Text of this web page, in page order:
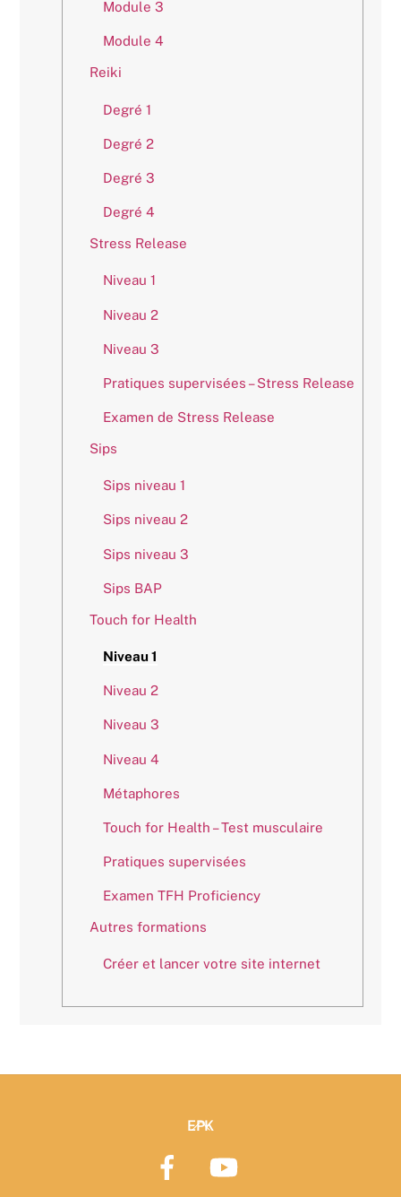
Module 3
Module 4
Reiki
Degré 1
Degré 2
Degré 3
Degré 4
Stress Release
Niveau 1
Niveau 2
Niveau 3
Pratiques supervisées – Stress Release
Examen de Stress Release
Sips
Sips niveau 1
Sips niveau 2
Sips niveau 3
Sips BAP
Touch for Health
Niveau 1
Niveau 2
Niveau 3
Niveau 4
Métaphores
Touch for Health – Test musculaire
Pratiques supervisées
Examen TFH Proficiency
Autres formations
Créer et lancer votre site internet
Back
Top
EPK